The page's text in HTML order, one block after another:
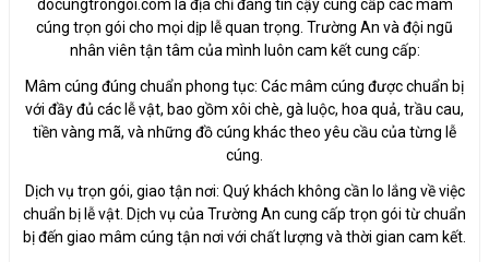
docungtrongoi.com là địa chỉ đáng tin cậy cung cấp các mâm
cúng trọn gói cho mọi dịp lễ quan trọng. Trường An và đội ngũ
nhân viên tận tâm của mình luôn cam kết cung cấp:
Mâm cúng đúng chuẩn phong tục: Các mâm cúng được chuẩn bị
với đầy đủ các lễ vật, bao gồm xôi chè, gà luộc, hoa quả, trầu cau,
tiền vàng mã, và những đồ cúng khác theo yêu cầu của từng lễ
cúng.
Dịch vụ trọn gói, giao tận nơi: Quý khách không cần lo lắng về việc
chuẩn bị lễ vật. Dịch vụ của Trường An cung cấp trọn gói từ chuẩn
bị đến giao mâm cúng tận nơi với chất lượng và thời gian cam kết.